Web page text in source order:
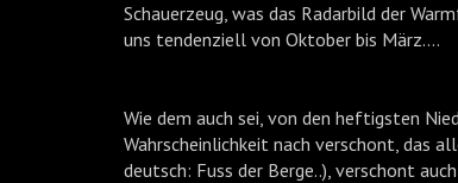
Schauerzeug, was das Radarbild der
uns tendenziell von Oktober bis März....
Wie dem auch sei, von den heftigsten
Wahrscheinlichkeit nach verschont, das
deutsch: Fuss der Berge..), verschont